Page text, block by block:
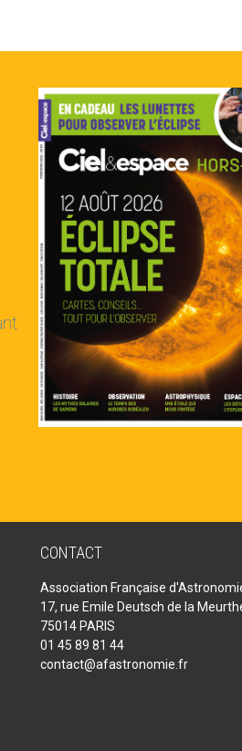
CONTACT
Association Française
17, rue Emile Deutsch de la
75014 PARIS
01 45 89 81 44
contact@afastronomie.fr